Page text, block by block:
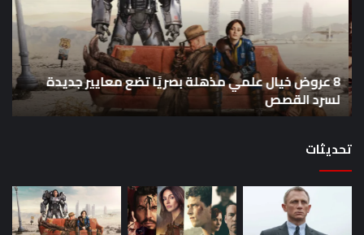
مذهلة
بصريًا
معايير
جديدة
لسرد
القصص
8 عروض خيال علمي مذهلة بصريًا تضع معايير جديدة
لسرد القصص
تحديثات